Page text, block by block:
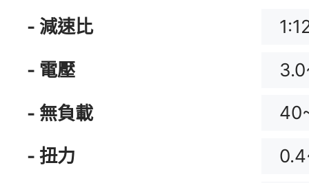
- 減速比
- 電壓
- 無負載
- 扭力